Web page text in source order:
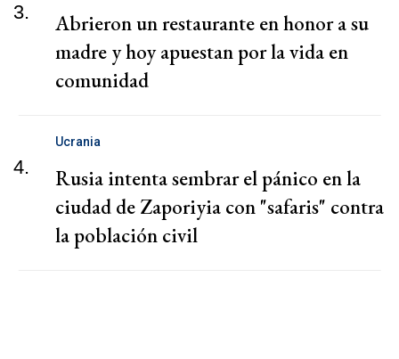
3.
Abrieron un restaurante en honor a su
madre y hoy apuestan por la vida en
comunidad
4.
Ucrania
Rusia intenta sembrar el pánico en la
ciudad de Zaporiyia con "safaris" contra
la población civil